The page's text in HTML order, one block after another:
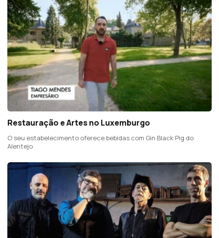
Restauração e Artes no Luxemburgo
O seu estabelecimento oferece bebidas com Gin Black Pig do
Alentejo